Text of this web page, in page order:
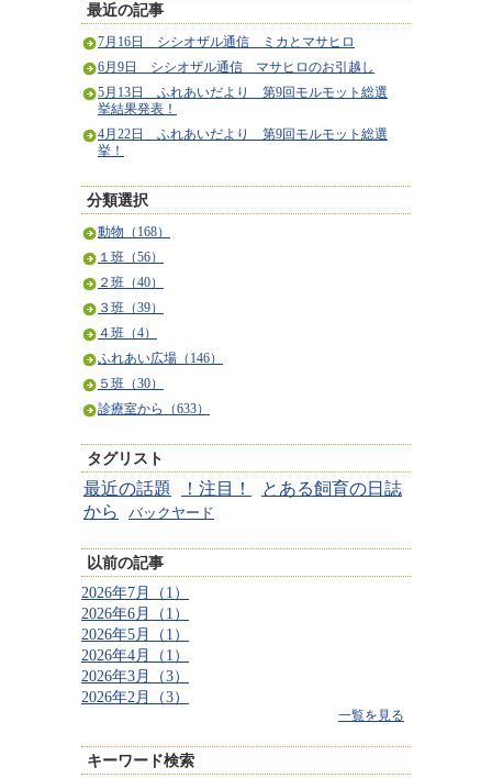
最近の記事
7月16日 シシオザル通信 ミカとマサヒロ
6月9日 シシオザル通信 マサヒロのお引越し
5月13日 ふれあいだより 第9回モルモット総選
挙結果発表！
4月22日 ふれあいだより 第9回モルモット総選
挙！
分類選択
動物（168）
１班（56）
２班（40）
３班（39）
４班（4）
ふれあい広場（146）
５班（30）
診療室から（633）
タグリスト
最近の話題 ！注目！
とある飼育の日誌
から
バックヤード
以前の記事
2026年7月（1）
2026年6月（1）
2026年5月（1）
2026年4月（1）
2026年3月（3）
2026年2月（3）
一覧を見る
キーワード検索